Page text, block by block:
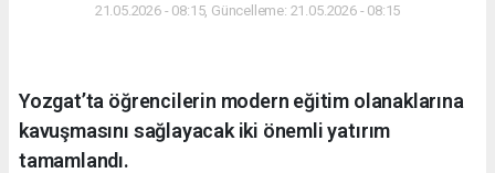
21.05.2026 - 08:15, Güncelleme: 21.05.2026 - 08:15
Yozgat’ta öğrencilerin modern eğitim olanaklarına
kavuşmasını sağlayacak iki önemli yatırım
tamamlandı.